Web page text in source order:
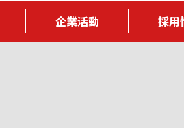
企業活動 採用